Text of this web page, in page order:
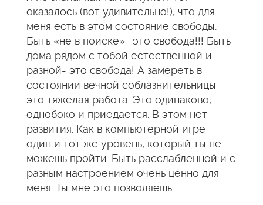
оказалось (вот удивительно!), что для
меня есть в этом состояние свободы.
Быть «не в поиске»- это свобода!!! Быть
дома рядом с тобой естественной и
разной- это свобода! А замереть в
состоянии вечной соблазнительницы —
это тяжелая работа. Это одинаково,
однобоко и приедается. В этом нет
развития. Как в компьютерной игре —
один и тот же уровень, который ты не
можешь пройти. Быть расслабленной и с
разным настроением очень ценно для
меня. Ты мне это позволяешь.